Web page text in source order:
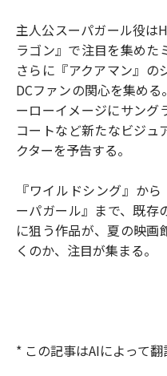
主人公スーパガール役は
ラゴン』で注目を集めた
さらに『アクアマン』の
DCファンの関心を集め
ーローイメージにサング
コートなど新たなビジュ
クターを予告する。
『ワイルドシング』か
ーパガール』まで、既存
に狙う作品が、夏の映画
くのか、注目が集まる。
* この記事はAIによって翻